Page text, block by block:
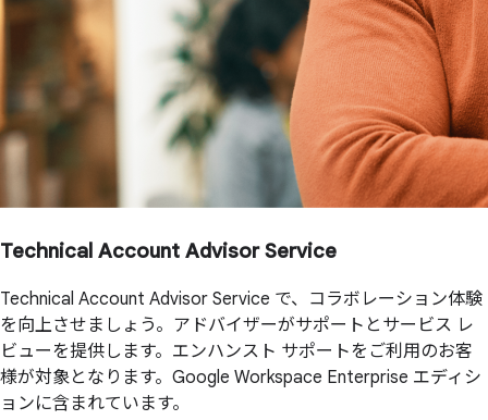
Technical Account Advisor Service
Technical Account Advisor Service で、コラボレーション体験
を向上させましょう。アドバイザーがサポートとサービス レ
ビューを提供します。エンハンスト サポートをご利用のお客
様が対象となります。Google Workspace Enterprise エディシ
ョンに含まれています。